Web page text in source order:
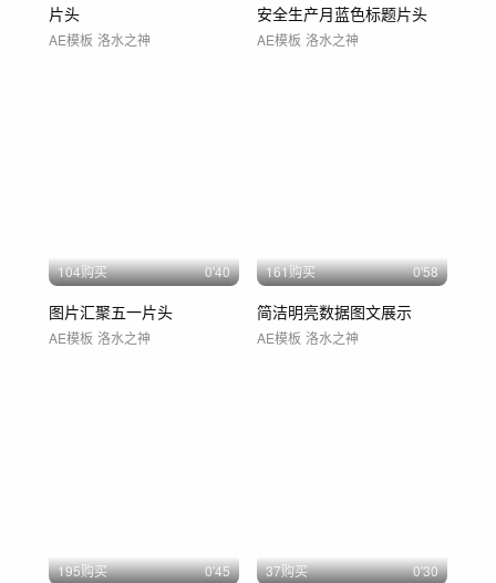
片头
AE模板 洛水之神
安全生产月蓝色标题片头
AE模板 洛水之神
104购买 0'40
图片汇聚五一片头
AE模板 洛水之神
161购买 0'58
简洁明亮数据图文展示
AE模板 洛水之神
195购买 0'45 37购买 0'30